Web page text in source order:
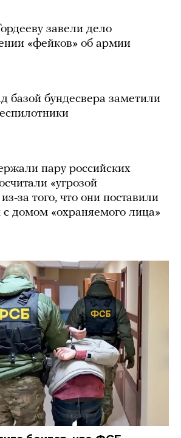
завели дело
«фейков» об армии
базой бундесвера заметили
пару российских
«угрозой
за того, что они поставили
с домом «охраняемого лица»